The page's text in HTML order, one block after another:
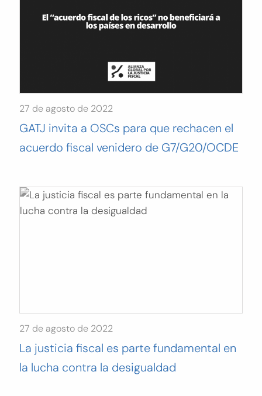
27 de agosto de 2022
GATJ invita a OSCs para que rechacen el
acuerdo fiscal venidero de G7/G20/OCDE
27 de agosto de 2022
La justicia fiscal es parte fundamental en
la lucha contra la desigualdad